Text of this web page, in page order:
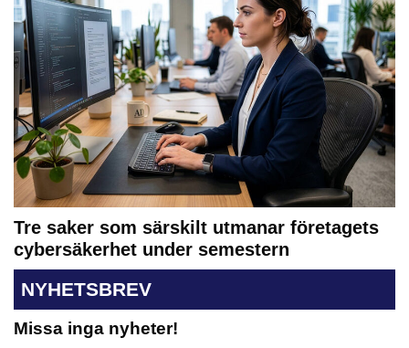
Tre saker som särskilt utmanar företagets
cybersäkerhet under semestern
NYHETSBREV
Missa inga nyheter!